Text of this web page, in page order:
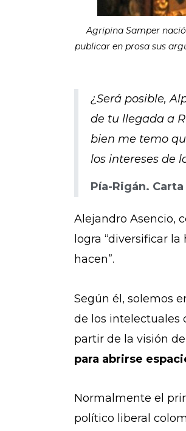
Agripina Samper nació
publicar en prosa sus
¿Será posible,
de tu llegada a
bien me temo
los intereses de
Pía-Rigán.
Alejandro Asencio,
logra “diversificar
hacen”.
Según él, solemos
de los intelectuales
partir de la visión de
para abrirse
Normalmente el
político liberal